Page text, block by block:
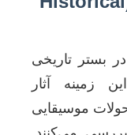
بستر تاریخی
زمینه آثار
موسیقایی